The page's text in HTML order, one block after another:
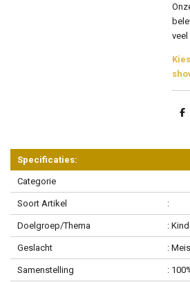
veel
D
n
Specificaties:
Categorie
Soort Artikel :
Doelgroep/Thema :
Geslacht :
Samenstelling :